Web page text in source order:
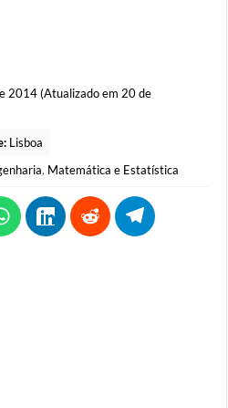
2014 (Atualizado em 20 de
Lisboa
, Matemática e Estatística